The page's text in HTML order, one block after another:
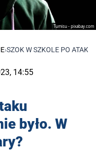
Tumisu - pixabay.com
›SZOK W SZKOLE PO
14:55
było. W